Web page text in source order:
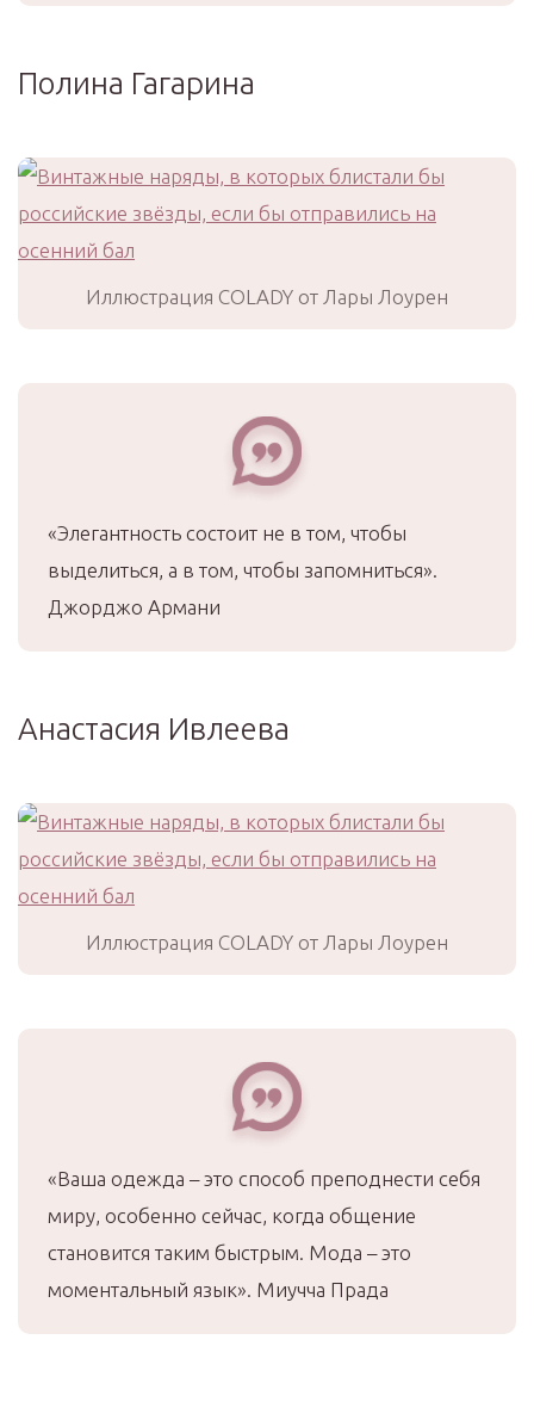
Полина Гагарина
Иллюстрация COLADY от Лары Лоурен
«Элегантность состоит не в том, чтобы
выделиться, а в том, чтобы запомниться».
Джорджо Армани
Анастасия Ивлеева
Иллюстрация COLADY от Лары Лоурен
«Ваша одежда – это способ преподнести себя
миру, особенно сейчас, когда общение
становится таким быстрым. Мода – это
моментальный язык». Миучча Прада